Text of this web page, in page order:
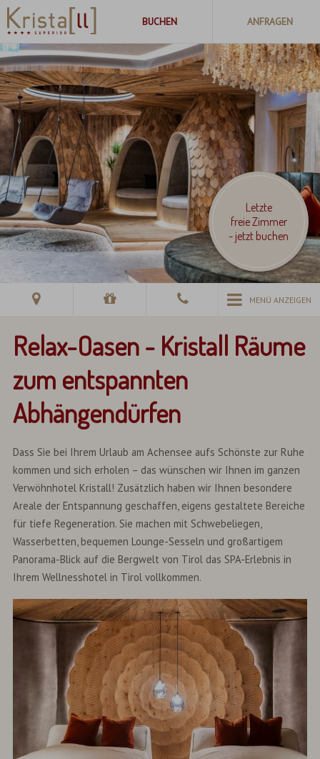
Letzte
freie Zimmer
- jetzt buchen
MENÜ ANZEIGEN
Relax-Oasen - Kristall Räume
zum entspannten
Abhängendürfen
Dass Sie bei Ihrem Urlaub am Achensee aufs Schönste zur Ruhe
kommen und sich erholen – das wünschen wir Ihnen im ganzen
Verwöhnhotel Kristall! Zusätzlich haben wir Ihnen besondere
Areale der Entspannung geschaffen, eigens gestaltete Bereiche
für tiefe Regeneration. Sie machen mit Schwebeliegen,
Wasserbetten, bequemen Lounge-Sesseln und großartigem
Panorama-Blick auf die Bergwelt von Tirol das SPA-Erlebnis in
Ihrem Wellnesshotel in Tirol vollkommen.